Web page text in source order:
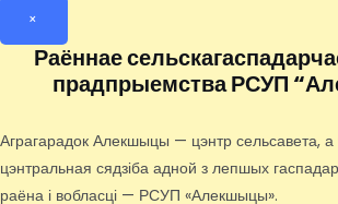
×
Раённае
прадпрыемства РСУП
Аграгарадок Алекшыцы — цэнтр сельсавета, а
цэнтральная сядзіба адной з лепшых
раёна і вобласці — РСУП «Алекшыцы».